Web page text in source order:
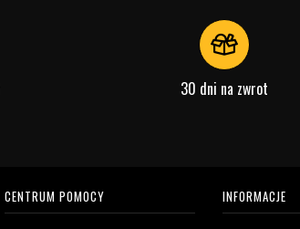
30 dni na zwrot
CENTRUM POMOCY INFORMACJE